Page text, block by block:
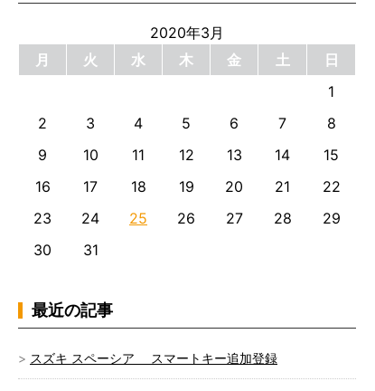
2020年3月
月
火 水 木 金 土
日
1
2
3 4 5 6 7
8
9
10 11 12 13 14
15
16
17 18 19 20 21
22
23
24 25 26 27 28
29
30
31
最近の記事
スズキ スペーシア スマートキー追加登録